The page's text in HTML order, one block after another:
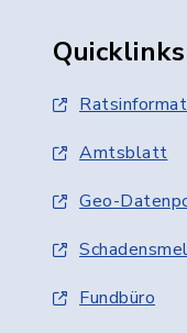
Quicklinks
Amtsblatt
Geo-
Fundbüro